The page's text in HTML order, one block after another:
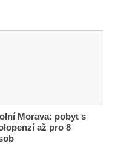
Morava: pobyt s
až pro 8